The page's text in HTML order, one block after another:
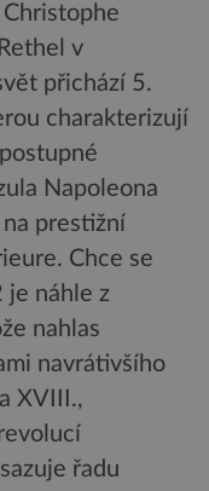
v
přichází 5.
charakterizují
Napoleona
prestižní
Chce se
je náhle z
nahlas
navrátivšího
XVIII.,
řadu